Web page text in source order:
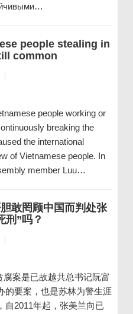
people stealing in
common
|
people working or
breaking the
the international
of Vietnamese people. In
member Luu…
敢罔顾中国而判处张
刑”吗？
|
案是已故越共总书记阮富
的要案，也是苏林为警生涯
自2011年起，张美兰向已